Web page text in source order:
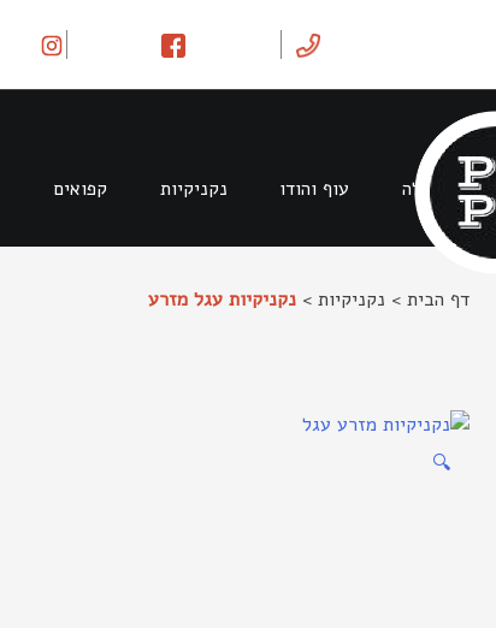
בקר וטלה עוף והודו נקניקיות קפואים
דף הבית > נקניקיות > נקניקיות עגל מזרע
🔍